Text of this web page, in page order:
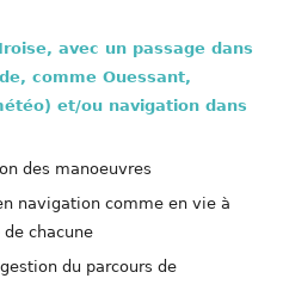
avec un passage dans
comme Ouessant,
et/ou navigation dans
des manoeuvres
navigation comme en vie à
chacune
du parcours de